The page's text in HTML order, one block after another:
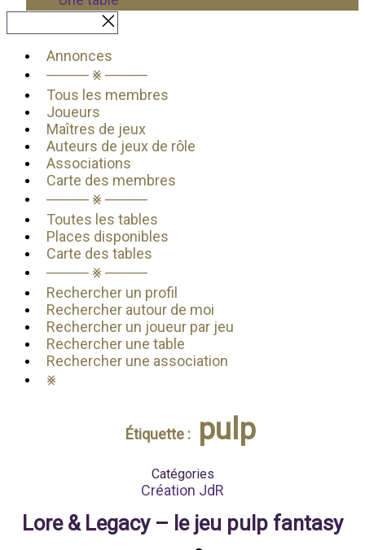
Annonces
──── ⨳ ────
Tous les membres
Joueurs
Maîtres de jeux
Auteurs de jeux de rôle
Associations
Carte des membres
──── ⨳ ────
Toutes les tables
Places disponibles
Carte des tables
──── ⨳ ────
Rechercher un profil
Rechercher autour de moi
Rechercher un joueur par jeu
Rechercher une table
Rechercher une association
⨳
Étiquette : pulp
Catégories
Création JdR
Lore & Legacy – le jeu pulp fantasy